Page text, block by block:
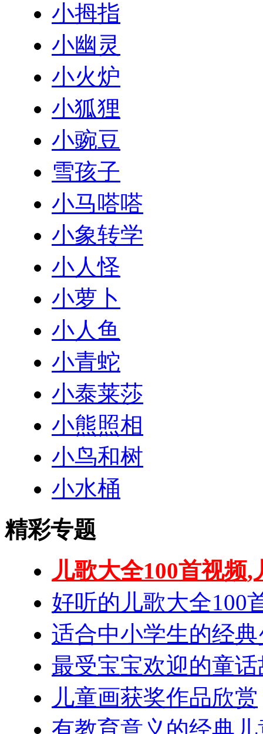
小拇指
小幽灵
小火炉
小狐狸
小豌豆
雪孩子
小马嗒嗒
小象转学
小人怪
小萝卜
小人鱼
小青蛇
小泰莱莎
小熊照相
小鸟和树
小水桶
精彩专题
儿歌大全100首视频
好听的儿歌大全100
适合中小学生的经
最受宝宝欢迎的童
儿童画获奖作品欣赏